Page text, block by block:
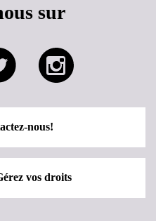
sur
nous!
vos droits